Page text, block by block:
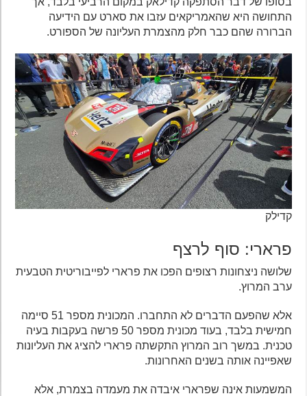
התחושה היא שהאמריקאים עזבו את סארט עם הידיעה
הברורה שהם כבר חלק מהצמרת העליונה של הספורט.
קדילק
פרארי: סוף לרצף
שלושה ניצחונות רצופים הפכו את פרארי לפייבוריטית הטבעית
ערב המרוץ.
אלא שהפעם הדברים לא התחברו. המכונית מספר 51 סיימה
חמישית בלבד, בעוד מכונית מספר 50 פרשה בעקבות בעיה
טכנית. במשך רוב המרוץ התקשתה פרארי להציג את העליונות
שאפיינה אותה בשנים האחרונות.
המשמעות אינה שפרארי איבדה את מעמדה בצמרת, אלא